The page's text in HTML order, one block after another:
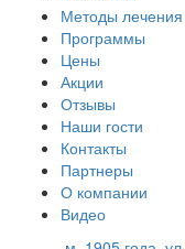
Методы лечения
Программы
Цены
Акции
Отзывы
Наши гости
Контакты
Партнеры
О компании
Видео